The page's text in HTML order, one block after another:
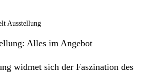
Ausstellung
Alles im Angebot
widmet sich der Faszination des